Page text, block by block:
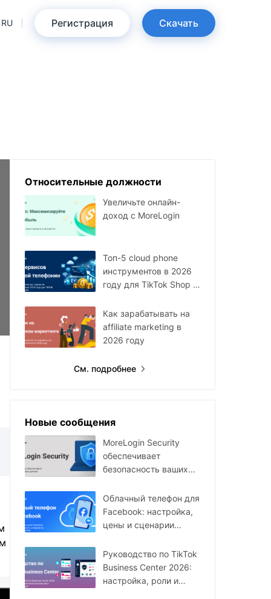
RU Регистрация Скачать
Относительные должности
Увеличьте онлайн-
доход с MoreLogin
Топ-5 cloud phone
инструментов в 2026
году для TikTok Shop и
Как зарабатывать на
affiliate marketing в
2026 году
См. подробнее
Новые сообщения
MoreLogin Security
обеспечивает
безопасность ваших
Облачный телефон для
Facebook: настройка,
цены и сценарии
году
Руководство по TikTok
Business Center 2026:
настройка, роли и